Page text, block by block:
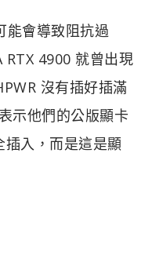
能會導致阻抗過
RTX 4900 就曾出現
沒有插好插滿
示他們的公版顯卡
入，而是這是顯